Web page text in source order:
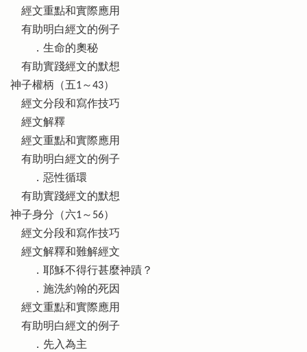
經文重點和實際應用
有助明白經文的例子
．生命的奧秘
有助實踐經文的默想
神子權柄（五1～43）
經文分段和寫作技巧
經文解釋
經文重點和實際應用
有助明白經文的例子
．惡性循環
有助實踐經文的默想
神子身分（六1～56）
經文分段和寫作技巧
經文解釋和難解經文
．耶穌不得行甚麼神蹟？
．施洗約翰的死因
經文重點和實際應用
有助明白經文的例子
．先入為主